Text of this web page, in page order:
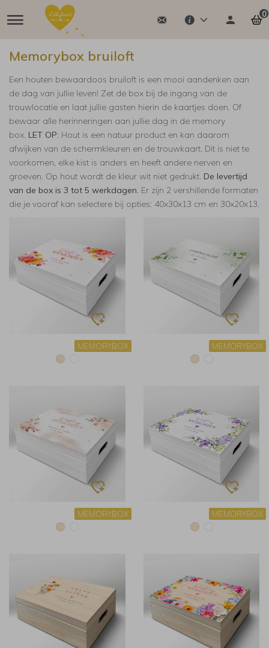
0
Memorybox bruiloft
Een houten bewaardoos bruiloft is een mooi aandenken aan
de dag van jullie leven! Zet de box bij de ingang van de
trouwlocatie en laat jullie gasten hierin de kaartjes doen. Of
bewaar alle herinneringen aan jullie dag in de memory
box. LET OP: Hout is een natuur product en kan daarom
afwijken van de schermkleuren en de trouwkaart. Dit is niet te
voorkomen, elke kist is anders en heeft andere nerven en
groeven. Op hout wordt de kleur wit niet gedrukt. De levertijd
van de box is 3 tot 5 werkdagen. Er zijn 2 vershillende formaten
die je vooraf kan selectere bij opties: 40x30x13 cm en 30x20x13.
MEMORYBOX MEMORYBOX
MEMORYBOX MEMORYBOX